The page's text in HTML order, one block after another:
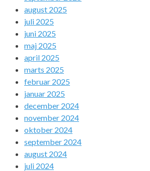
august 2025
juli 2025
juni 2025
maj 2025
april 2025
marts 2025
februar 2025
januar 2025
december 2024
november 2024
oktober 2024
september 2024
august 2024
juli 2024